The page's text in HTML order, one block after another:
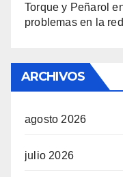
Torque y Peñarol
problemas en la
ARCHIVOS
agosto 2026
julio 2026